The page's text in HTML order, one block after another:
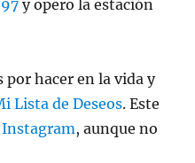
y opero la estación
por hacer en la vida y
Lista de Deseos. Este
Instagram, aunque no